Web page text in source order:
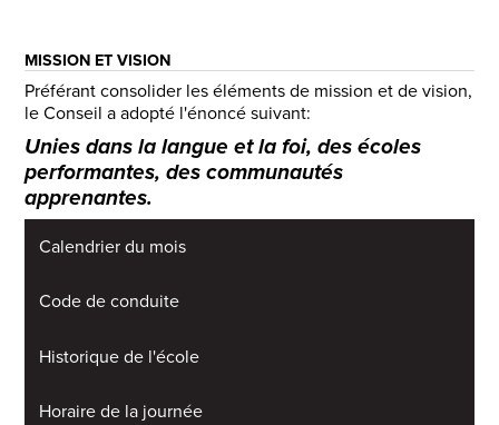
MISSION ET VISION
Préférant consolider les éléments de mission et de vision,
le Conseil a adopté l'énoncé suivant:
Unies dans la langue et la foi, des écoles
performantes, des communautés
apprenantes.
Calendrier du mois
Code de conduite
Historique de l'école
Horaire de la journée